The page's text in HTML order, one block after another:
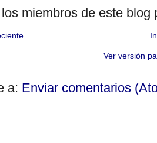
miembros de este
Ver versión
a: Enviar comentarios